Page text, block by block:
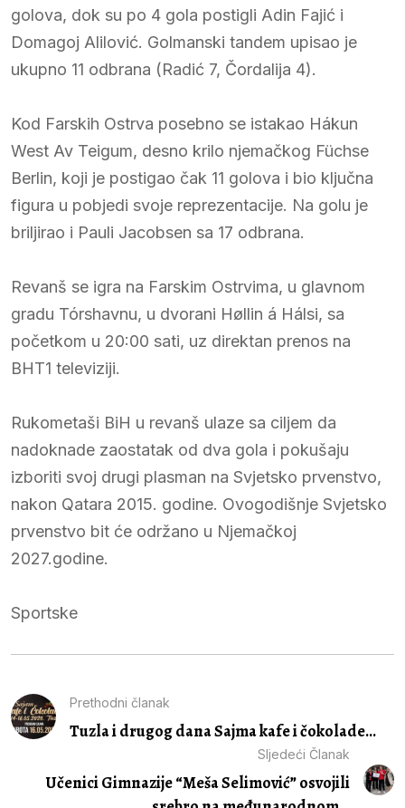
golova, dok su po 4 gola postigli Adin Fajić i
Domagoj Alilović. Golmanski tandem upisao je
ukupno 11 odbrana (Radić 7, Čordalija 4).
Kod Farskih Ostrva posebno se istakao Hákun
West Av Teigum, desno krilo njemačkog Füchse
Berlin, koji je postigao čak 11 golova i bio ključna
figura u pobjedi svoje reprezentacije. Na golu je
briljirao i Pauli Jacobsen sa 17 odbrana.
Revanš se igra na Farskim Ostrvima, u glavnom
gradu Tórshavnu, u dvorani Høllin á Hálsi, sa
početkom u 20:00 sati, uz direktan prenos na
BHT1 televiziji.
Rukometaši BiH u revanš ulaze sa ciljem da
nadoknade zaostatak od dva gola i pokušaju
izboriti svoj drugi plasman na Svjetsko prvenstvo,
nakon Qatara 2015. godine. Ovogodišnje Svjetsko
prvenstvo bit će održano u Njemačkoj
2027.godine.
Sportske
Prethodni članak
Tuzla i drugog dana Sajma kafe i čokolade...
Sljedeći Članak
Učenici Gimnazije “Meša Selimović” osvojili